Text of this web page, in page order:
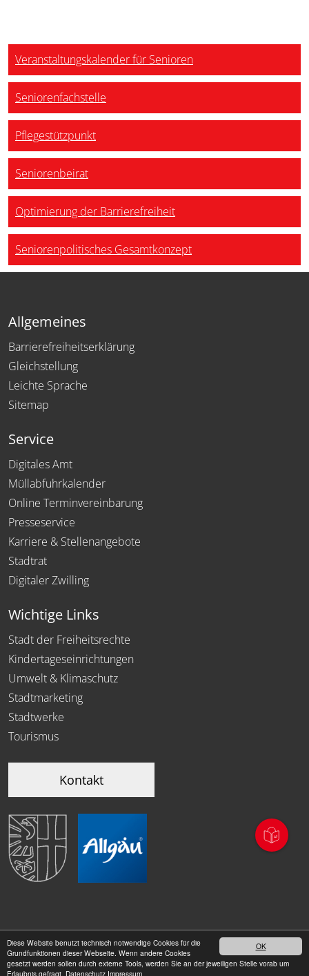
OK
Diese Website benutzt technisch notwendige Cookies für die
Grundfunktionen dieser Webseite. Wenn andere Cookies
gesetzt werden sollen durch externe Tools, werden Sie an der jeweiligen Stelle vorab um
Erlaubnis gefragt. Datenschutz Impressum
Veranstaltungskalender für Senioren
Seniorenfachstelle
Pflegestützpunkt
Seniorenbeirat
Optimierung der Barrierefreiheit
Seniorenpolitisches Gesamtkonzept
Allgemeines
Barrierefreiheitserklärung
Gleichstellung
Leichte Sprache
Sitemap
Service
Digitales Amt
Müllabfuhrkalender
Online Terminvereinbarung
Presseservice
Karriere & Stellenangebote
Stadtrat
Digitaler Zwilling
Wichtige Links
Stadt der Freiheitsrechte
Kindertageseinrichtungen
Umwelt & Klimaschutz
Stadtmarketing
Stadtwerke
Tourismus
Kontakt
Datenschutz|Impressum